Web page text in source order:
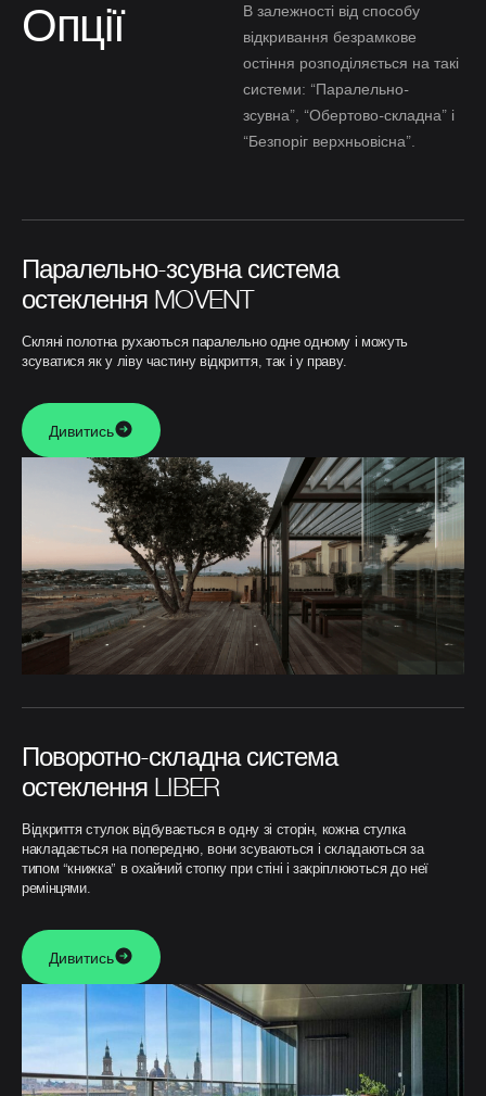
Опції
В залежності від способу
відкривання безрамкове
остіння розподіляється на такі
системи: “Паралельно-
зсувна”, “Обертово-складна” і
“Безпоріг верхньовісна”.
Паралельно-зсувна система
остеклення MOVENT
Скляні полотна рухаються паралельно одне одному і можуть
зсуватися як у ліву частину відкриття, так і у праву.
Дивитись
Поворотно-складна система
остеклення LIBER
Відкриття стулок відбувається в одну зі сторін, кожна стулка
накладається на попередню, вони зсуваються і складаються за
типом “книжка” в охайний стопку при стіні і закріплюються до неї
ремінцями.
Дивитись